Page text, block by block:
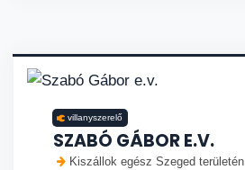
villanyszerelő
SZABÓ GÁBOR E.V.
Kiszállok egész Szeged területén